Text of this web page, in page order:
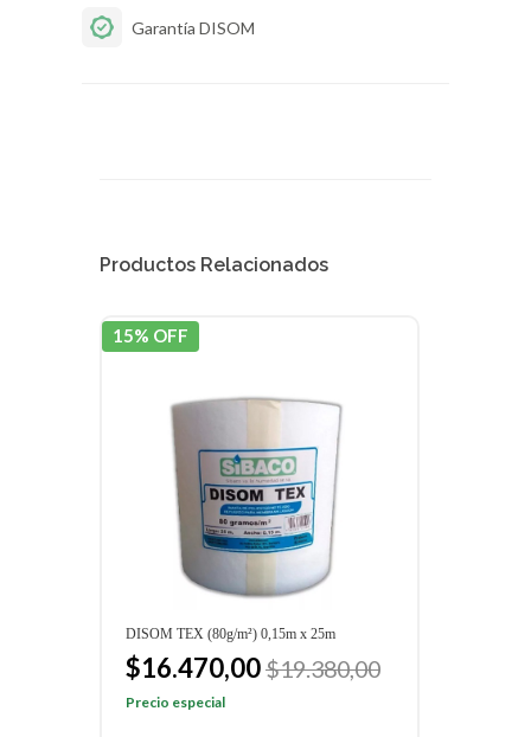
Garantía DISOM
Productos Relacionados
15% OFF
DISOM TEX (80g/m²) 0,15m x 25m
$16.470,00$19.380,00
Precio especial